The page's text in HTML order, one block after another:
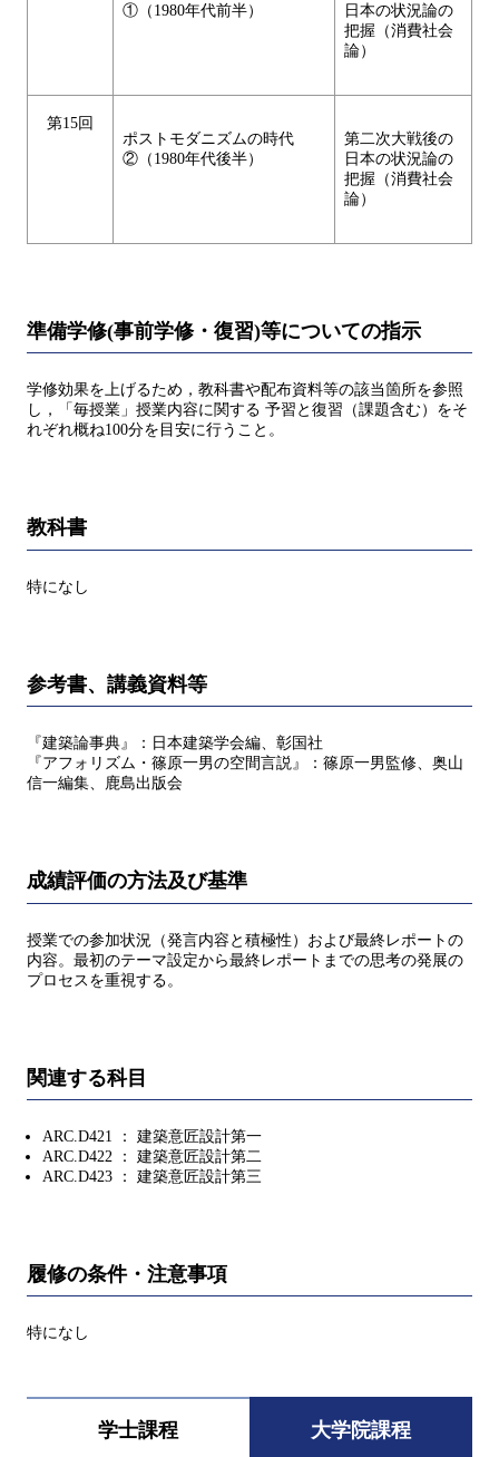
①（1980年代前半）
日本の状況論の
把握（消費社会
論）
第15回
ポストモダニズムの時代
②（1980年代後半）
第二次大戦後の
日本の状況論の
把握（消費社会
論）
準備学修(事前学修・復習)等についての指示
学修効果を上げるため，教科書や配布資料等の該当箇所を参照
し，「毎授業」授業内容に関する 予習と復習（課題含む）をそ
れぞれ概ね100分を目安に行うこと。
教科書
特になし
参考書、講義資料等
『建築論事典』：日本建築学会編、彰国社
『アフォリズム・篠原一男の空間言説』：篠原一男監修、奥山
信一編集、鹿島出版会
成績評価の方法及び基準
授業での参加状況（発言内容と積極性）および最終レポートの
内容。最初のテーマ設定から最終レポートまでの思考の発展の
プロセスを重視する。
関連する科目
ARC.D421 ： 建築意匠設計第一
ARC.D422 ： 建築意匠設計第二
ARC.D423 ： 建築意匠設計第三
履修の条件・注意事項
特になし
学士課程 大学院課程